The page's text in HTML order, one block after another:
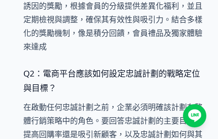
誘因的獎勵，根據會員的分級提供差異化福利，並且
定期檢視與調整，確保其有效性與吸引力。結合多樣
化的獎勵機制，像是積分回饋，會員禮品及獨家體驗
來達成
Q2：電商平台應該如何設定忠誠計劃的戰略定位
與目標？
在啟動任何忠誠計劃之前，企業必須明確該計劃在整
體行銷策略中的角色。要回答忠誠計劃的主要目的是
提高回購率還是吸引新顧客，以及忠誠計劃如何與其